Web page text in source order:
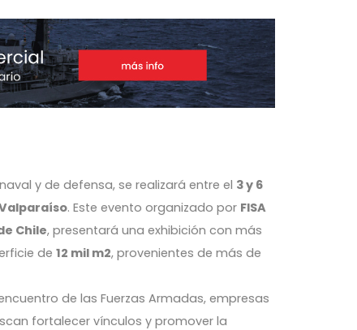
y de defensa, se realizará entre el 3 y 6
. Este evento organizado por FISA
Chile, presentará una exhibición con más
de 12 mil m2, provenientes de más de
de las Fuerzas Armadas, empresas
fortalecer vínculos y promover la